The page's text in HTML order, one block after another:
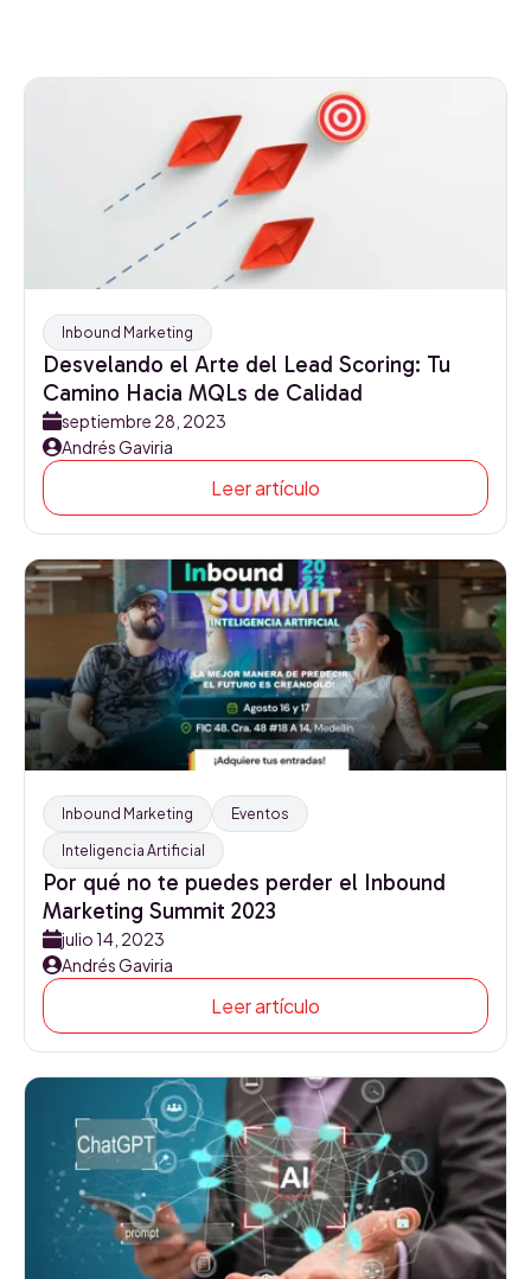
Inbound Marketing
Desvelando el Arte del Lead Scoring: Tu
Camino Hacia MQLs de Calidad
septiembre 28, 2023
Andrés Gaviria
Leer artículo
Inbound Marketing Eventos
Inteligencia Artificial
Por qué no te puedes perder el Inbound
Marketing Summit 2023
julio 14, 2023
Andrés Gaviria
Leer artículo